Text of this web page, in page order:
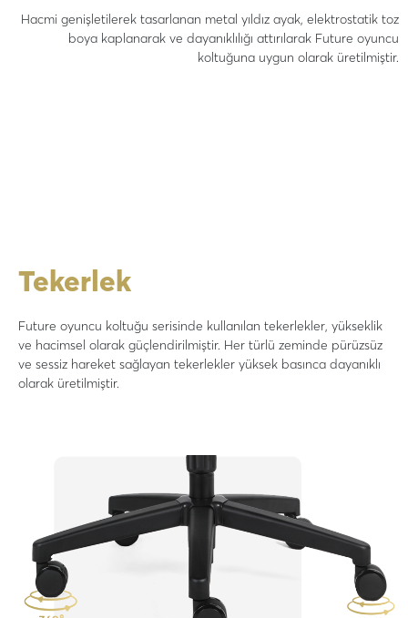
Hacmi genişletilerek tasarlanan metal yıldız ayak, elektrostatik toz
boya kaplanarak ve dayanıklılığı attırılarak Future oyuncu
koltuğuna uygun olarak üretilmiştir.
Tekerlek
Future oyuncu koltuğu serisinde kullanılan tekerlekler, yükseklik
ve hacimsel olarak güçlendirilmiştir. Her türlü zeminde pürüzsüz
ve sessiz hareket sağlayan tekerlekler yüksek basınca dayanıklı
olarak üretilmiştir.